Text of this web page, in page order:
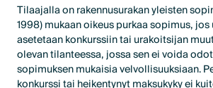
Tilaajalla on rakennusurakan yleisten
1998) mukaan oikeus purkaa sopimus,
asetetaan konkurssiin tai urakoitsijan
olevan tilanteessa, jossa sen ei voida
sopimuksen mukaisia velvollisuuksiaan.
konkurssi tai heikentynyt maksukyky ei